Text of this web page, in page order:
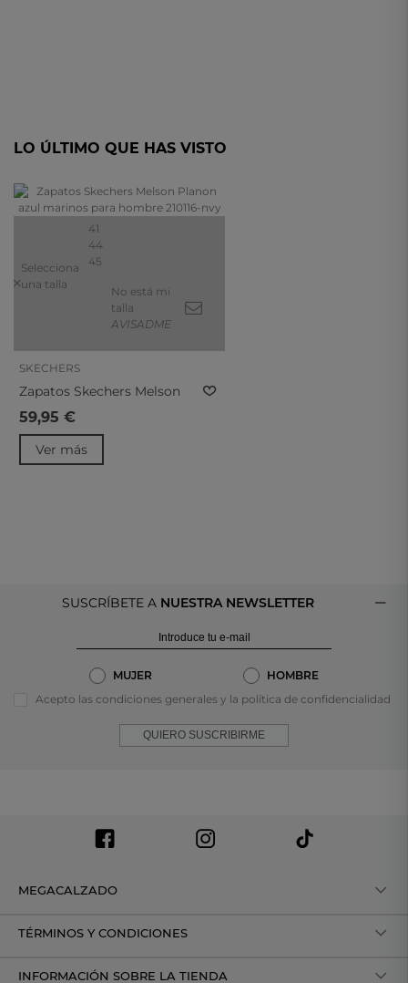
LO ÚLTIMO QUE HAS VISTO
Selecciona
una talla
41
44
45
No está mi
talla
AVISADME
SKECHERS
Zapatos Skechers Melson
Planon Azul Marinos Para
Hombre 210116-Nvy
59,95 €
Ver más
SUSCRÍBETE A NUESTRA NEWSLETTER
MUJER
HOMBRE
Acepto las condiciones generales y la política de confidencialidad
QUIERO SUSCRIBIRME
MEGACALZADO
TÉRMINOS Y CONDICIONES
INFORMACIÓN SOBRE LA TIENDA